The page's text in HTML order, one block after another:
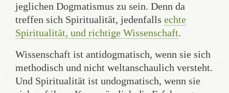
jeglichen Dogmatismus zu sein. Denn da
treffen sich Spiritualität, jedenfalls echte
Spiritualität, und richtige Wissenschaft.
Wissenschaft ist antidogmatisch, wenn sie sich
methodisch und nicht weltanschaulich versteht.
Und Spiritualität ist undogmatisch, wenn sie